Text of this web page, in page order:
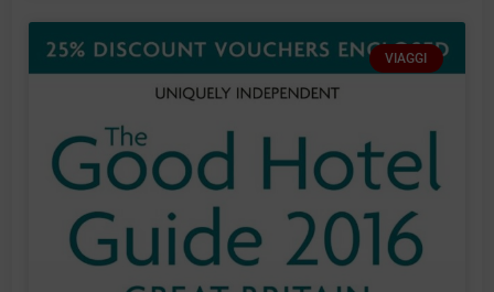
VIAGGI